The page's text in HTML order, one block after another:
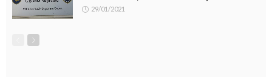
29/01/2021